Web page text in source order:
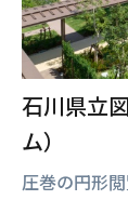
石川県立
ム）
圧巻の円形